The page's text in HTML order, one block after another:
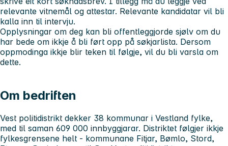
relevante vitnemål og attestar. Relevante kandidatar vil bli
kalla inn til intervju.
Opplysningar om deg kan bli offentleggjorde sjølv om du
har bede om ikkje å bli ført opp på søkjarlista. Dersom
oppmodinga ikkje blir teken til følgje, vil du bli varsla om
dette.
Om bedriften
Vest politidistrikt dekker 38 kommunar i Vestland fylke,
med til saman 609 000 innbyggjarar. Distriktet følgjer ikkje
fylkesgrensene helt - kommunane Fitjar, Bømlo, Stord,